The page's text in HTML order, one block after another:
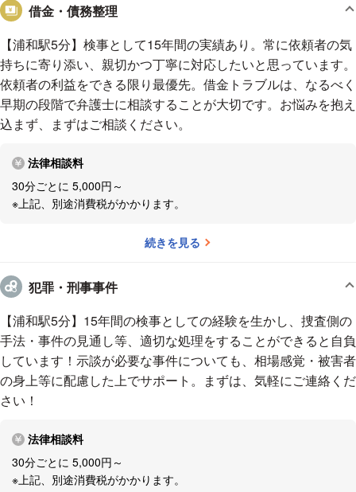
借金・債務整理
【浦和駅5分】検事として15年間の実績あり。常に依頼者の気
持ちに寄り添い、親切かつ丁寧に対応したいと思っています。
依頼者の利益をできる限り最優先。借金トラブルは、なるべく
早期の段階で弁護士に相談することが大切です。お悩みを抱え
込まず、まずはご相談ください。
法律相談料
30分ごとに 5,000円～
※上記、別途消費税がかかります。
続きを見る
犯罪・刑事事件
【浦和駅5分】15年間の検事としての経験を生かし、捜査側の
手法・事件の見通し等、適切な処理をすることができると自負
しています！示談が必要な事件についても、相場感覚・被害者
の身上等に配慮した上でサポート。まずは、気軽にご連絡くだ
さい！
法律相談料
30分ごとに 5,000円～
※上記、別途消費税がかかります。